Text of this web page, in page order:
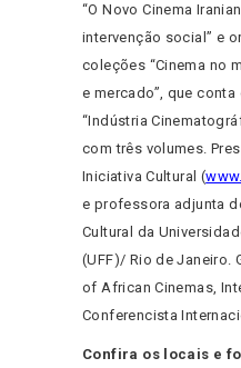
“O Novo Cinema
intervenção social” e
coleções “Cinema no
e mercado”, que
“Indústria
com três volumes.
Iniciativa Cultural (
e professora adjunta
Cultural da
(UFF)/ Rio de Janeiro.
of African Cinemas,
Conferencista
Confira os locais e